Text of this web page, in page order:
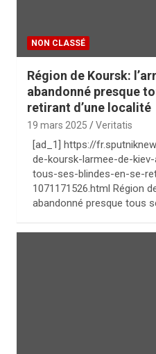
NON CLASSÉ
Région de Koursk:
abandonné presque
retirant d’une localité
19 mars 2025 Veritatis
[ad_1] https://
de-koursk-larmee-de-
tous-ses-blindes-en-se-
1071171526.html Région
abandonné presque tous